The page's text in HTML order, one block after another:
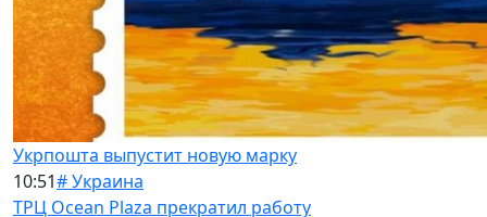
Укрпошта выпустит новую марку
10:51# Украина
ТРЦ Ocean Plaza прекратил работу